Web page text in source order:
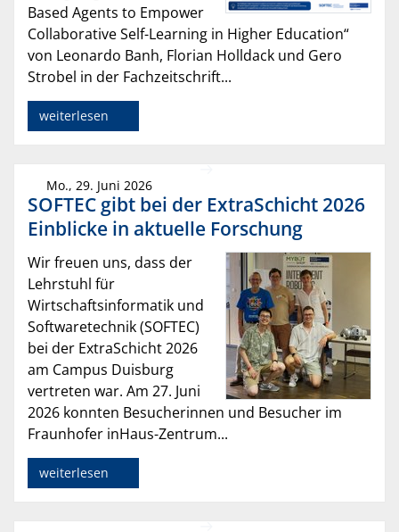
Based Agents to Empower
Collaborative Self-Learning in Higher Education“
von Leonardo Banh, Florian Holldack und Gero
Strobel in der Fachzeitschrift...
weiterlesen
Mo., 29. Juni 2026
SOFTEC gibt bei der ExtraSchicht 2026
Einblicke in aktuelle Forschung
Wir freuen uns, dass der
Lehrstuhl für
Wirtschaftsinformatik und
Softwaretechnik (SOFTEC)
bei der ExtraSchicht 2026
am Campus Duisburg
vertreten war. Am 27. Juni
2026 konnten Besucherinnen und Besucher im
Fraunhofer inHaus-Zentrum...
weiterlesen